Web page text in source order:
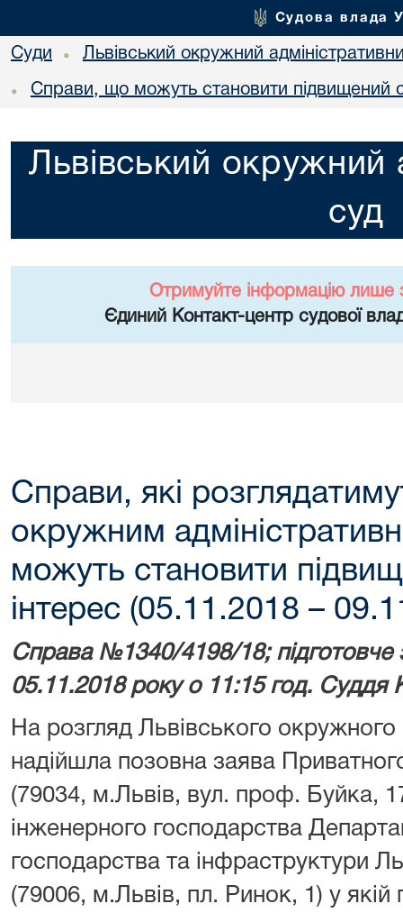
Судова влада
Суди • Львівський окружний
• Справи, що можуть становити підвищений
Львівський окружний
суд
Отримуйте інформацію лише
Єдиний Контакт-центр судової
Справи, які
окружним
можуть становити
інтерес (05.11.2018 –
Справа №1340/4198/18; підготовче
05.11.2018 року о 11:15 год. Суддя
На розгляд Львівського окружного
надійшла позовна заява
(79034, м.Львів, вул. проф. Буйка,
інженерного господарства
господарства та інфраструктури
(79006, м.Львів, пл. Ринок, 1) у якій